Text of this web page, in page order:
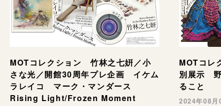
MOTコレクション 竹林之七姸／小
さな光／開館30周年プレ企画 イケム
ラレイコ マーク・マンダース
Rising Light/Frozen Moment
MOTコレ
別展示
ること
2024年08